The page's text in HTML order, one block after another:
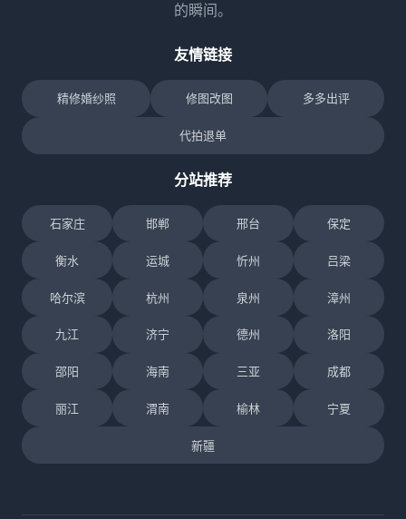
的瞬间。
友情链接
精修婚纱照 修图改图 多多出评
代拍退单
分站推荐
石家庄 邯郸 邢台 保定
衡水 运城 忻州 吕梁
哈尔滨 杭州 泉州 漳州
九江 济宁 德州 洛阳
邵阳 海南 三亚 成都
丽江 渭南 榆林 宁夏
新疆